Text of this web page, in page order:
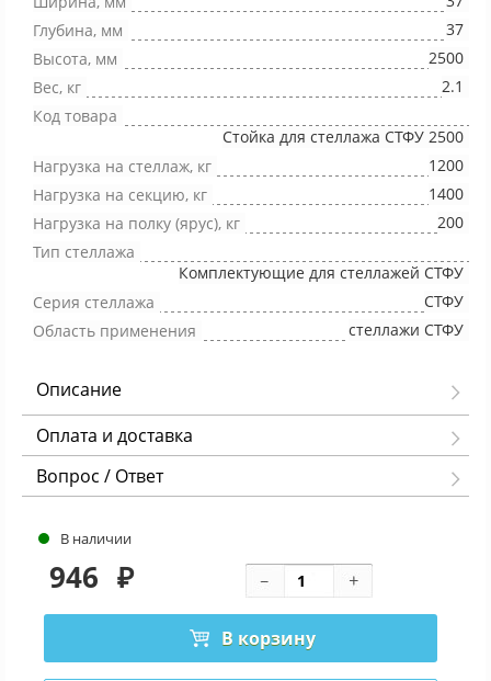
Глубина, мм
37
Высота, мм
2500
Вес, кг
2.1
Код товара
Стойка для стеллажа СТФУ 2500
Нагрузка на стеллаж, кг
1200
Нагрузка на секцию, кг
1400
Нагрузка на полку (ярус), кг
200
Тип стеллажа
Комплектующие для стеллажей СТФУ
Серия стеллажа
СТФУ
Область применения
стеллажи СТФУ
Описание
Оплата и доставка
Вопрос / Ответ
В наличии
946 ₽
В корзину